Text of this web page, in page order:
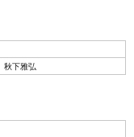
秋下雅弘